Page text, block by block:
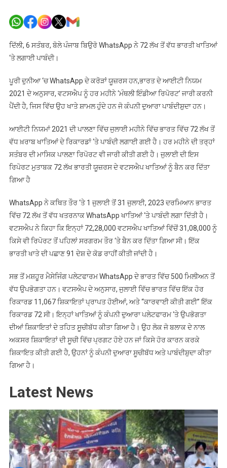
ਲੱਖ
ਭਾਰਤੀ
ਖਾਤਿਆਂ
ਪਾਬੰਦੀ
ਦਿੱਲੀ, 6 ਸਤੰਬਰ, ਬੋਲੇ ਪੰਜਾਬ ਬਿਉਰੋ WhatsApp ਨੇ 72 ਲੱਖ ਤੋਂ ਵੱਧ ਭਾਰਤੀ ਖਾਤਿਆਂ
‘ਤੇ ਲਗਾਈ ਪਾਬੰਦੀ।
ਪੂਰੀ ਦੁਨੀਆ ‘ਚ WhatsApp ਦੇ ਕਰੋੜਾਂ ਯੂਜ਼ਰਸ ਹਨ,ਭਾਰਤ ਦੇ ਆਈਟੀ ਨਿਯਮ
2021 ਦੇ ਅਨੁਸਾਰ, ਵਟਸਐਪ ਨੂੰ ਹਰ ਮਹੀਨੇ ‘ਮੰਥਲੀ ਇੰਡੀਆ ਰਿਪੋਰਟ’ ਜਾਰੀ ਕਰਨੀ
ਪੈਂਦੀ ਹੈ, ਜਿਸ ਵਿੱਚ ਉਹ ਖਾਤੇ ਸ਼ਾਮਲ ਹੁੰਦੇ ਹਨ ਜੋ ਕੰਪਨੀ ਦੁਆਰਾ ਪਾਬੰਦੀਸ਼ੁਦਾ ਹਨ।
ਆਈਟੀ ਨਿਯਮਾਂ 2021 ਦੀ ਪਾਲਣਾ ਵਿੱਚ ਜੁਲਾਈ ਮਹੀਨੇ ਵਿੱਚ ਭਾਰਤ ਵਿੱਚ 72 ਲੱਖ ਤੋਂ
ਵੱਧ ਖ਼ਰਾਬ ਖਾਤਿਆਂ ਦੇ ਰਿਕਾਰਡਾਂ ‘ਤੇ ਪਾਬੰਦੀ ਲਗਾਈ ਗਈ ਹੈ। ਹਰ ਮਹੀਨੇ ਦੀ ਤਰ੍ਹਾਂ
ਸਤੰਬਰ ਦੀ ਮਾਸਿਕ ਪਾਲਣਾ ਰਿਪੋਰਟ ਵੀ ਜਾਰੀ ਕੀਤੀ ਗਈ ਹੈ। ਜੁਲਾਈ ਦੀ ਇਸ
ਰਿਪੋਰਟ ਮੁਤਾਬਕ 72 ਲੱਖ ਭਾਰਤੀ ਯੂਜ਼ਰਸ ਦੇ ਵਟਸਐਪ ਖਾਤਿਆਂ ਨੂੰ ਬੈਨ ਕਰ ਦਿੱਤਾ
ਗਿਆ ਹੈ
WhatsApp ਨੇ ਕਥਿਤ ਤੌਰ ‘ਤੇ 1 ਜੁਲਾਈ ਤੋਂ 31 ਜੁਲਾਈ, 2023 ਦਰਮਿਆਨ ਭਾਰਤ
ਵਿੱਚ 72 ਲੱਖ ਤੋਂ ਵੱਧ ਖਤਰਨਾਕ WhatsApp ਖਾਤਿਆਂ ‘ਤੇ ਪਾਬੰਦੀ ਲਗਾ ਦਿੱਤੀ ਹੈ।
ਵਟਸਐਪ ਨੇ ਕਿਹਾ ਕਿ ਇਨ੍ਹਾਂ 72,28,000 ਵਟਸਐਪ ਖਾਤਿਆਂ ਵਿੱਚੋਂ 31,08,000 ਨੂੰ
ਕਿਸੇ ਵੀ ਰਿਪੋਰਟ ਤੋਂ ਪਹਿਲਾਂ ਸਰਗਰਮ ਤੌਰ ‘ਤੇ ਬੈਨ ਕਰ ਦਿੱਤਾ ਗਿਆ ਸੀ। ਇੱਕ
ਭਾਰਤੀ ਖਾਤੇ ਦੀ ਪਛਾਣ 91 ਦੇਸ਼ ਦੇ ਕੋਡ ਰਾਹੀਂ ਕੀਤੀ ਜਾਂਦੀ ਹੈ।
ਸਭ ਤੋਂ ਮਸ਼ਹੂਰ ਮੈਸੇਜਿੰਗ ਪਲੇਟਫਾਰਮ WhatsApp ਦੇ ਭਾਰਤ ਵਿੱਚ 500 ਮਿਲੀਅਨ ਤੋਂ
ਵੱਧ ਉਪਭੋਗਤਾ ਹਨ। ਵਟਸਐਪ ਦੇ ਅਨੁਸਾਰ, ਜੁਲਾਈ ਵਿੱਚ ਭਾਰਤ ਵਿੱਚ ਇੱਕ ਹੋਰ
ਰਿਕਾਰਡ 11,067 ਸ਼ਿਕਾਇਤਾਂ ਪ੍ਰਾਪਤ ਹੋਈਆਂ, ਅਤੇ “ਕਾਰਵਾਈ ਕੀਤੀ ਗਈ” ਇੱਕ
ਰਿਕਾਰਡ 72 ਸੀ। ਇਨ੍ਹਾਂ ਖਾਤਿਆਂ ਨੂੰ ਕੰਪਨੀ ਦੁਆਰਾ ਪਲੇਟਫਾਰਮ ‘ਤੇ ਉਪਭੋਗਤਾ
ਦੀਆਂ ਸ਼ਿਕਾਇਤਾਂ ਦੇ ਤਹਿਤ ਸੂਚੀਬੱਧ ਕੀਤਾ ਗਿਆ ਹੈ। ਉਹ ਲੋਕ ਜੋ ਬਲਾਕ ਦੇ ਨਾਲ
ਅਕਸਰ ਸ਼ਿਕਾਇਤਾਂ ਦੀ ਸੂਚੀ ਵਿੱਚ ਪ੍ਰਗਟ ਹੋਏ ਹਨ ਜਾਂ ਕਿਸੇ ਹੋਰ ਕਾਰਨ ਕਰਕੇ
ਸ਼ਿਕਾਇਤ ਕੀਤੀ ਗਈ ਹੈ, ਉਹਨਾਂ ਨੂੰ ਕੰਪਨੀ ਦੁਆਰਾ ਸੂਚੀਬੱਧ ਅਤੇ ਪਾਬੰਦੀਸ਼ੁਦਾ ਕੀਤਾ
ਗਿਆ ਹੈ।
Latest News